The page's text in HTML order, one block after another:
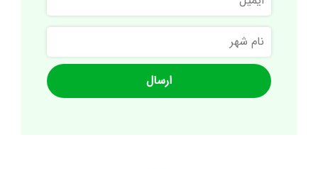
نام
شهر